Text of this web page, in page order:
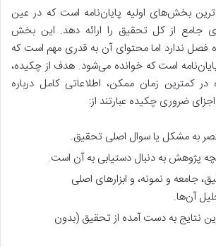
بخش‌های اولیه پایان‌نامه است که در عین
جامع از کل تحقیق را ارائه دهد. این بخش
فصل ندارد اما محتوای آن به قدری مهم است که
است که خوانده می‌شود. هدف از چکیده،
کمترین زمان ممکن، اطلاعاتی کامل درباره
ضروری چکیده عبارتند از:
به مشکل یا سوال اصلی تحقیق.
پژوهش به دنبال دستیابی به آن است.
جامعه و نمونه، و ابزارهای اصلی
آن‌ها.
نتایج به دست آمده از تحقیق (بدون